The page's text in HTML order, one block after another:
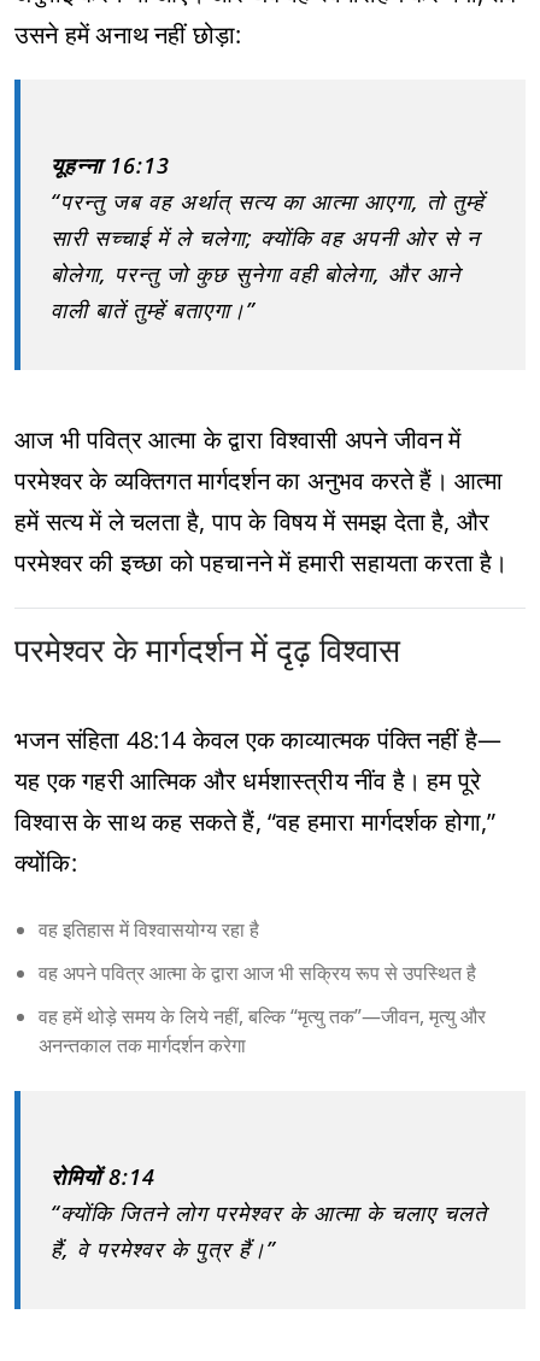
उसने हमें अनाथ नहीं छोड़ा:
यूहन्ना 16:13
“परन्तु जब वह अर्थात् सत्य का आत्मा आएगा, तो तुम्हें
सारी सच्चाई में ले चलेगा; क्योंकि वह अपनी ओर से न
बोलेगा, परन्तु जो कुछ सुनेगा वही बोलेगा, और आने
वाली बातें तुम्हें बताएगा।”
आज भी पवित्र आत्मा के द्वारा विश्वासी अपने जीवन में
परमेश्वर के व्यक्तिगत मार्गदर्शन का अनुभव करते हैं। आत्मा
हमें सत्य में ले चलता है, पाप के विषय में समझ देता है, और
परमेश्वर की इच्छा को पहचानने में हमारी सहायता करता है।
परमेश्वर के मार्गदर्शन में दृढ़ विश्वास
भजन संहिता 48:14 केवल एक काव्यात्मक पंक्ति नहीं है—
यह एक गहरी आत्मिक और धर्मशास्त्रीय नींव है। हम पूरे
विश्वास के साथ कह सकते हैं, “वह हमारा मार्गदर्शक होगा,”
क्योंकि:
वह इतिहास में विश्वासयोग्य रहा है
वह अपने पवित्र आत्मा के द्वारा आज भी सक्रिय रूप से उपस्थित है
वह हमें थोड़े समय के लिये नहीं, बल्कि “मृत्यु तक”—जीवन, मृत्यु और
अनन्तकाल तक मार्गदर्शन करेगा
रोमियों 8:14
“क्योंकि जितने लोग परमेश्वर के आत्मा के चलाए चलते
हैं, वे परमेश्वर के पुत्र हैं।”